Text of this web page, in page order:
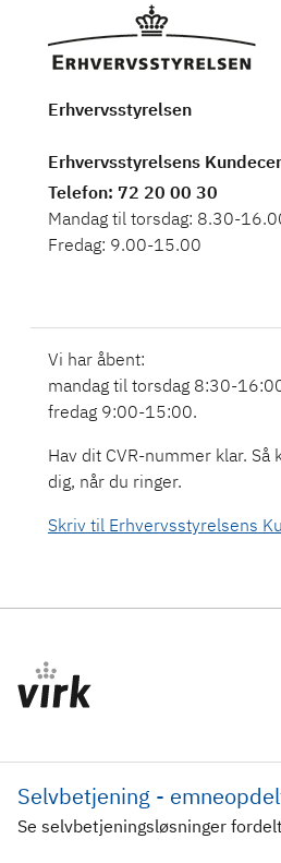
Erhvervsstyrelsen
Erhvervsstyrelsens
Telefon: 72 20 00 30
Mandag til torsdag: 8.30-
Fredag: 9.00-15.00
Vi har åbent:
mandag til torsdag 8:30-
fredag 9:00-15:00.
Hav dit CVR-nummer klar.
dig, når du ringer.
Skriv til Erhvervsstyrelsens
Selvbetjening -
Se selvbetjeningsløsninger